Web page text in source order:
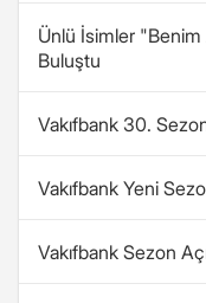
Ünlü İsimler
Buluştu
Vakıfbank 30.
Vakıfbank Yeni
Vakıfbank Sezon